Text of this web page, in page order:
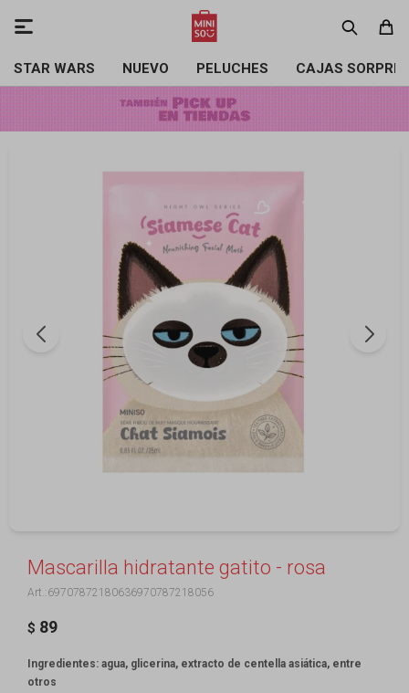
STAR WARS NUEVO PELUCHES CAJAS

Mascarilla hidratante gatito - rosa
69707872180636970787218056
$ 89
Ingredientes: agua, glicerina, extracto de centella asiática, entre
otros